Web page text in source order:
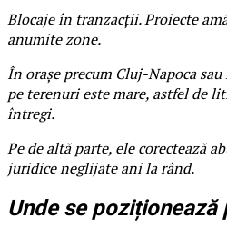
Blocaje în tranzacții. Proiecte
anumite zone.
În orașe precum Cluj-Napoca
pe terenuri este mare, astfel de
întregi.
Pe de altă parte, ele corectează
juridice neglijate ani la rând.
Unde se